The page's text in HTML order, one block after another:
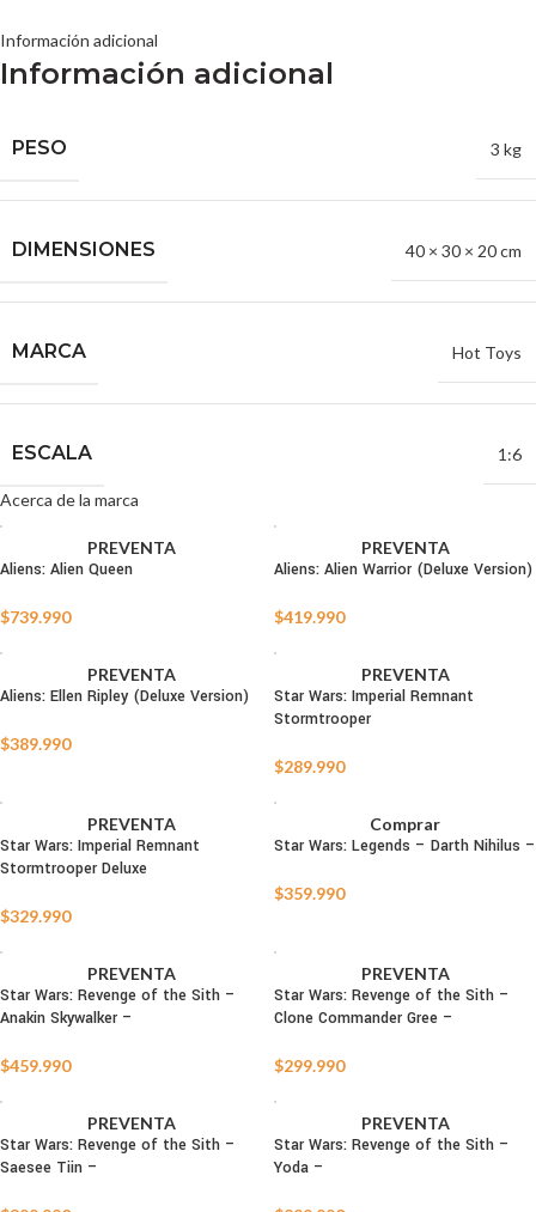
Información adicional
Información adicional
PESO 3 kg
DIMENSIONES 40 × 30 × 20 cm
MARCA Hot Toys
ESCALA 1:6
Acerca de la marca
PREVENTA
Aliens: Alien Queen
$739.990
PREVENTA
Aliens: Alien Warrior (Deluxe Version)
$419.990
PREVENTA
Aliens: Ellen Ripley (Deluxe Version)
$389.990
PREVENTA
Star Wars: Imperial Remnant
Stormtrooper
$289.990
PREVENTA
Star Wars: Imperial Remnant
Stormtrooper Deluxe
$329.990
Comprar
Star Wars: Legends – Darth Nihilus –
$359.990
PREVENTA
Star Wars: Revenge of the Sith –
Anakin Skywalker –
$459.990
PREVENTA
Star Wars: Revenge of the Sith –
Clone Commander Gree –
$299.990
PREVENTA
Star Wars: Revenge of the Sith –
Saesee Tiin –
PREVENTA
Star Wars: Revenge of the Sith –
Yoda –